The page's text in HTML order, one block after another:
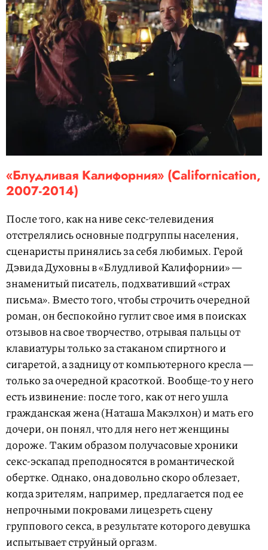
«Блудливая Калифорния» (Californication,
2007-2014)
После того, как на ниве секс-телевидения
отстрелялись основные подгруппы населения,
сценаристы принялись за себя любимых. Герой
Дэвида Духовны в «Блудливой Калифорнии» —
знаменитый писатель, подхвативший «страх
письма». Вместо того, чтобы строчить очередной
роман, он беспокойно гуглит свое имя в поисках
отзывов на свое творчество, отрывая пальцы от
клавиатуры только за стаканом спиртного и
сигаретой, а задницу от компьютерного кресла —
только за очередной красоткой. Вообще-то у него
есть извинение: после того, как от него ушла
гражданская жена (Наташа Макэлхон) и мать его
дочери, он понял, что для него нет женщины
дороже. Таким образом получасовые хроники
секс-эскапад преподносятся в романтической
обертке. Однако, она довольно скоро облезает,
когда зрителям, например, предлагается под ее
непрочными покровами лицезреть сцену
группового секса, в результате которого девушка
испытывает струйный оргазм.